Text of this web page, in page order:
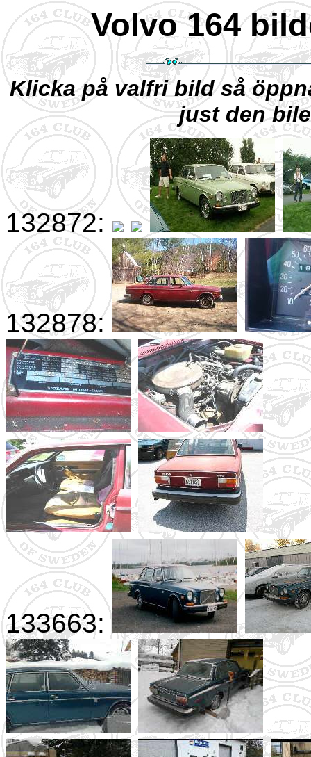
Volvo 164
Klicka på valfri bild så
just den
132872:
132878:
133663: